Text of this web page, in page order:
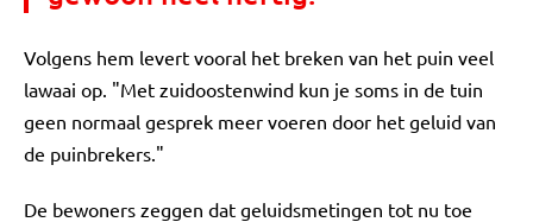
Volgens hem levert vooral het breken van het puin veel
lawaai op. "Met zuidoostenwind kun je soms in de tuin
geen normaal gesprek meer voeren door het geluid van
de puinbrekers."
De bewoners zeggen dat geluidsmetingen tot nu toe